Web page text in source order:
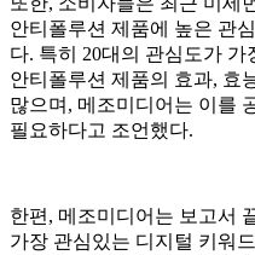
안티폴루션 제품에 높은 관
다. 특히 20대의 관심도가
안티폴루션 제품의 효과, 효
많으며, 메조미디어는 이를
필요하다고 조언했다.
한편, 메조미디어는 보고서
가장 관심있는 디지털 키워